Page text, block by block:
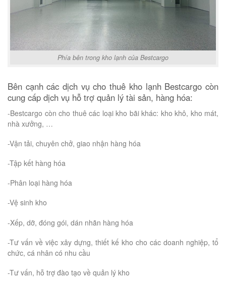
Phía bên trong kho lạnh của Bestcargo
Bên cạnh các dịch vụ cho thuê kho lạnh Bestcargo còn
cung cấp dịch vụ hỗ trợ quản lý tài sản, hàng hóa:
-Bestcargo còn cho thuê các loại kho bãi khác: kho khô, kho mát,
nhà xưởng, …
-Vận tải, chuyên chở, giao nhận hàng hóa
-Tập kết hàng hóa
-Phân loại hàng hóa
-Vệ sinh kho
-Xếp, dỡ, đóng gói, dán nhãn hàng hóa
-Tư vấn về việc xây dựng, thiết kế kho cho các doanh nghiệp, tổ
chức, cá nhân có nhu cầu
-Tư vấn, hỗ trợ đào tạo về quản lý kho